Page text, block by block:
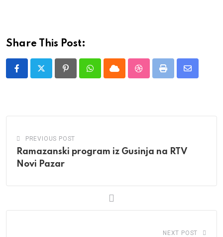
Share This Post:
PinterestWhatsappCloud StumbleUpon
Print
Share
PREVIOUS POST
Ramazanski program iz Gusinja na RTV
Novi Pazar
NEXT POST